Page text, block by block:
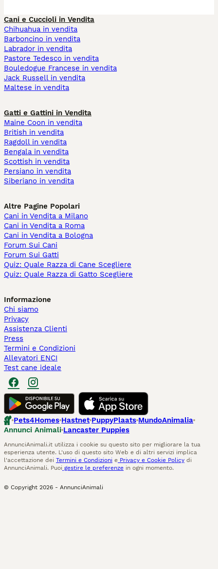
Cani e Cuccioli in Vendita
Chihuahua in vendita
Barboncino in vendita
Labrador in vendita
Pastore Tedesco in vendita
Bouledogue Francese in vendita
Jack Russell in vendita
Maltese in vendita
Gatti e Gattini in Vendita
Maine Coon in vendita
British in vendita
Ragdoll in vendita
Bengala in vendita
Scottish in vendita
Persiano in vendita
Siberiano in vendita
Altre Pagine Popolari
Cani in Vendita a Milano
Cani in Vendita a Roma
Cani in Vendita a Bologna
Forum Sui Cani
Forum Sui Gatti
Quiz: Quale Razza di Cane Scegliere
Quiz: Quale Razza di Gatto Scegliere
Informazione
Chi siamo
Privacy
Assistenza Clienti
Press
Termini e Condizioni
Allevatori ENCI
Test cane ideale
Pets4Homes Hastnet PuppyPlaats MundoAnimalia
Annunci Animali Lancaster Puppies
AnnunciAnimali.it utilizza i cookie su questo sito per migliorare la tua
esperienza utente. L'uso di questo sito Web e di altri servizi implica
l'accettazione dei Termini e Condizioni e Privacy e Cookie Policy di
AnnunciAnimali. Puoi gestire le preferenze in ogni momento.
© Copyright 2026 - AnnunciAnimali